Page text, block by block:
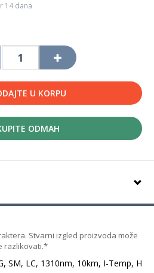
14 dana
U KORPU
ODMAH
Stvarni izgled proizvoda može
razlikovati.*
SM, LC, 1310nm, 10km, I-Temp, H